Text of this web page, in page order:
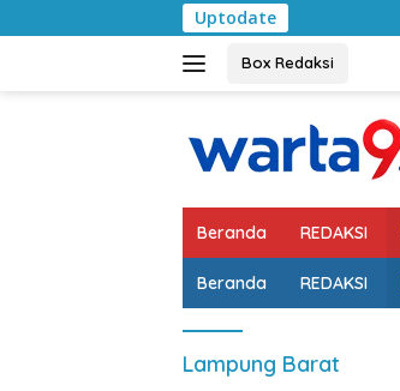
ke
Uptodate
Box Redaksi
Beranda REDAKSI
Beranda REDAKSI
Lampung Barat